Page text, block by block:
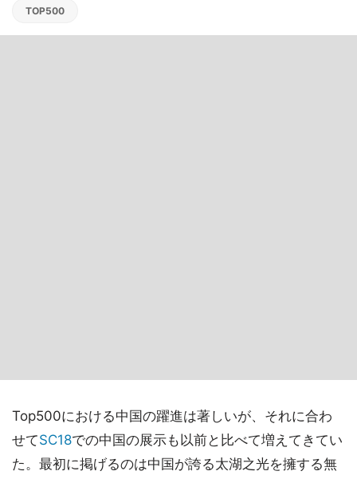
TOP500
Top500における中国の躍進は著しいが、それに合わ
せてSC18での中国の展示も以前と比べて増えてきてい
た。最初に掲げるのは中国が誇る太湖之光を擁する無